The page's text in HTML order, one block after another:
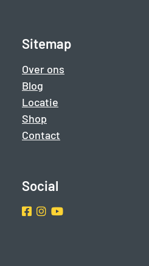
Sitemap
Over ons
Blog
Locatie
Shop
Contact
Social
Facebook
Instragram
Youtube